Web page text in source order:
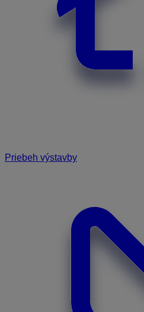
Priebeh výstavby